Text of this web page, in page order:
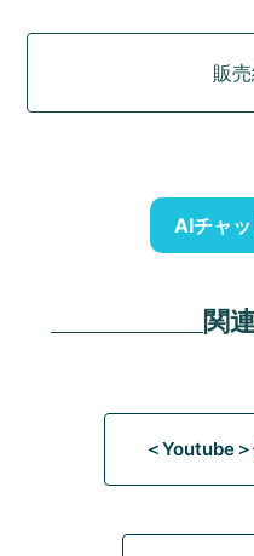
販
AIチャ
関
＜Youtube